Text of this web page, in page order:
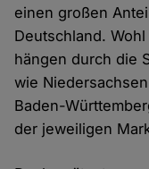
einen großen
Deutschland.
hängen durch die
wie
Baden-
der jeweiligen